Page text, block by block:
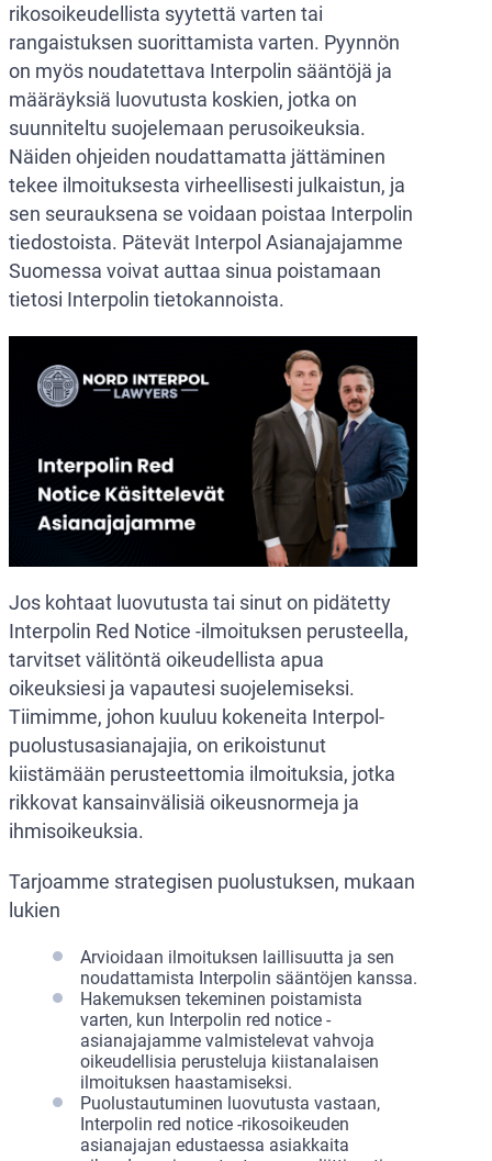
rikosoikeudellista syytettä varten tai
rangaistuksen suorittamista varten. Pyynnön
on myös noudatettava Interpolin sääntöjä ja
määräyksiä luovutusta koskien, jotka on
suunniteltu suojelemaan perusoikeuksia.
Näiden ohjeiden noudattamatta jättäminen
tekee ilmoituksesta virheellisesti julkaistun, ja
sen seurauksena se voidaan poistaa Interpolin
tiedostoista. Pätevät Interpol Asianajajamme
Suomessa voivat auttaa sinua poistamaan
tietosi Interpolin tietokannoista.
Jos kohtaat luovutusta tai sinut on pidätetty
Interpolin Red Notice -ilmoituksen perusteella,
tarvitset välitöntä oikeudellista apua
oikeuksiesi ja vapautesi suojelemiseksi.
Tiimimme, johon kuuluu kokeneita Interpol-
puolustusasianajajia, on erikoistunut
kiistämään perusteettomia ilmoituksia, jotka
rikkovat kansainvälisiä oikeusnormeja ja
ihmisoikeuksia.
Tarjoamme strategisen puolustuksen, mukaan
lukien
Arvioidaan ilmoituksen laillisuutta ja sen
noudattamista Interpolin sääntöjen kanssa.
Hakemuksen tekeminen poistamista
varten, kun Interpolin red notice -
asianajajamme valmistelevat vahvoja
oikeudellisia perusteluja kiistanalaisen
ilmoituksen haastamiseksi.
Puolustautuminen luovutusta vastaan,
Interpolin red notice -rikosoikeuden
asianajajan edustaessa asiakkaita